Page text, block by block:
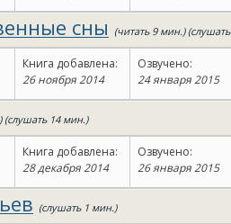
сны (читать 9 мин.)
Книга добавлена:
26 ноября 2014
Озвучено:
24 января 2015
(слушать 14 мин.)
Книга добавлена:
28 декабря 2014
Озвучено:
26 января 2015
(слушать 1 мин.)